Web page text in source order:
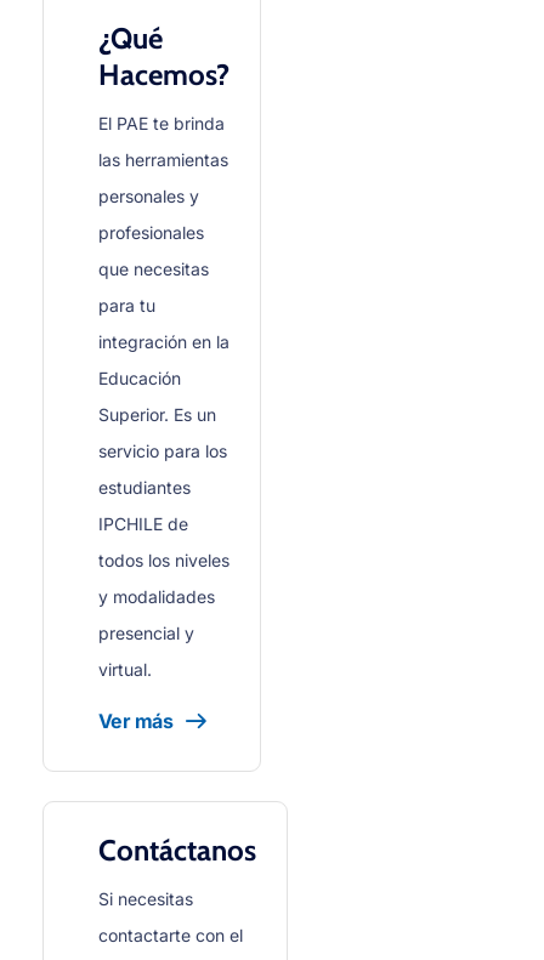
¿Qué
Hacemos?
El PAE te brinda
las herramientas
personales y
profesionales
que necesitas
para tu
integración en la
Educación
Superior. Es un
servicio para los
estudiantes
IPCHILE de
todos los niveles
y modalidades
presencial y
virtual.
Ver más
Contáctanos
Si necesitas
contactarte con el